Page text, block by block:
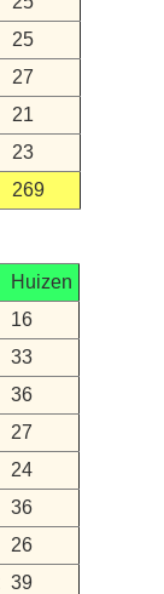
25
27
21
23
269
Huizen
16
33
36
27
24
36
26
39